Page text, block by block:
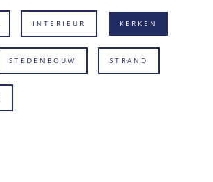
INTERIEUR KERKEN
STEDENBOUW STRAND